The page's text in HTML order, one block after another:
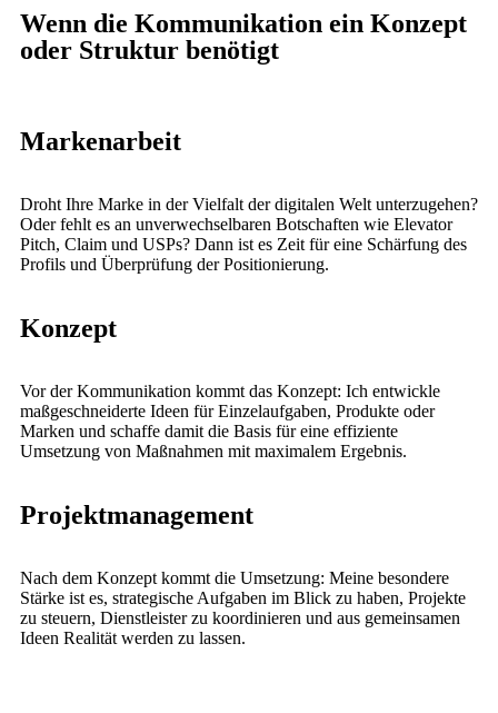
Wenn die Kommunikation ein Konzept
oder Struktur benötigt
Markenarbeit
Droht Ihre Marke in der Vielfalt der digitalen Welt unterzugehen?
Oder fehlt es an unverwechselbaren Botschaften wie Elevator
Pitch, Claim und USPs? Dann ist es Zeit für eine Schärfung des
Profils und Überprüfung der Positionierung.
Konzept
Vor der Kommunikation kommt das Konzept: Ich entwickle
maßgeschneiderte Ideen für Einzelaufgaben, Produkte oder
Marken und schaffe damit die Basis für eine effiziente
Umsetzung von Maßnahmen mit maximalem Ergebnis.
Projektmanagement
Nach dem Konzept kommt die Umsetzung: Meine besondere
Stärke ist es, strategische Aufgaben im Blick zu haben, Projekte
zu steuern, Dienstleister zu koordinieren und aus gemeinsamen
Ideen Realität werden zu lassen.